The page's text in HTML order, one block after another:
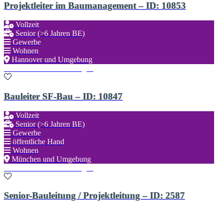
Projektleiter im Baumanagement – ID: 10853
Vollzeit
Senior (>6 Jahren BE)
Gewerbe
Wohnen
Hannover und Umgebung
Bauleiter SF-Bau – ID: 10847
Vollzeit
Senior (>6 Jahren BE)
Gewerbe
öffentliche Hand
Wohnen
München und Umgebung
Senior-Bauleitung / Projektleitung – ID: 2587